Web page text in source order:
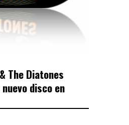
The Diatones
disco en